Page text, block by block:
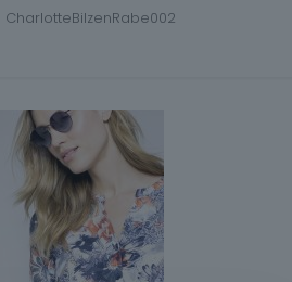
CharlotteBilzenRabe002